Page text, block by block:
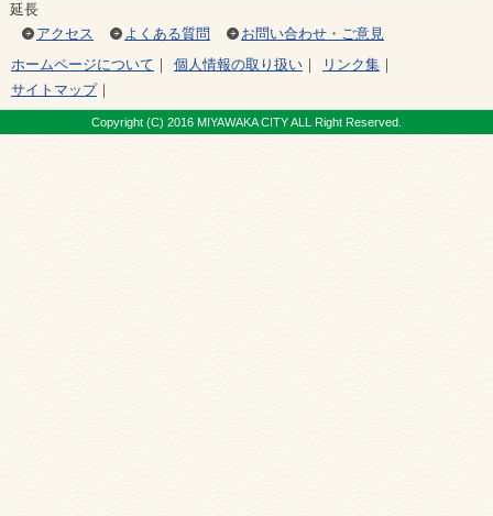
延長
アクセス
よくある質問
お問い合わせ・ご意見
ホームページについて ｜ 個人情報の取り扱い ｜ リンク集 ｜
サイトマップ｜
Copyright (C) 2016 MIYAWAKA CITY ALL Right Reserved.